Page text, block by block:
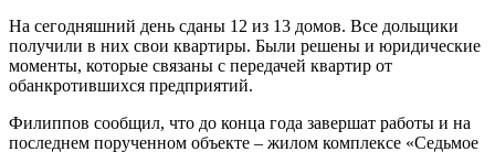
На сегодняшний день сданы 12 из 13 домов. Все дольщики
получили в них свои квартиры. Были решены и юридические
моменты, которые связаны с передачей квартир от
обанкротившихся предприятий.
Филиппов сообщил, что до конца года завершат работы и на
последнем порученном объекте – жилом комплексе «Седьмое